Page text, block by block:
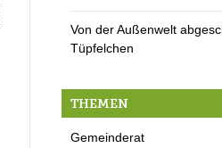
Von der Außenwelt
Tüpfelchen
THEMEN
Gemeinderat